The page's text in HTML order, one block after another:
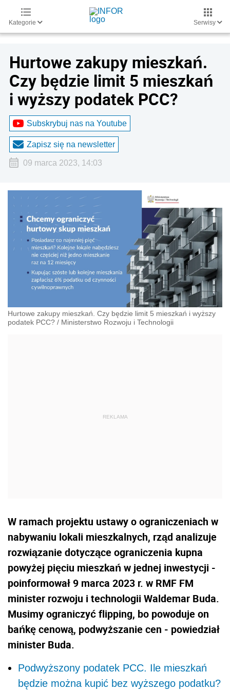
Kategorie Serwisy
Hurtowe zakupy mieszkań.
Czy będzie limit 5 mieszkań
i wyższy podatek PCC?
Subskrybuj nas na Youtube
Zapisz się na newsletter
09 marca 2023, 14:03
Hurtowe zakupy mieszkań. Czy będzie limit 5 mieszkań i wyższy
podatek PCC? / Ministerstwo Rozwoju i Technologii
W ramach projektu ustawy o ograniczeniach w
nabywaniu lokali mieszkalnych, rząd analizuje
rozwiązanie dotyczące ograniczenia kupna
powyżej pięciu mieszkań w jednej inwestycji -
poinformował 9 marca 2023 r. w RMF FM
minister rozwoju i technologii Waldemar Buda.
Musimy ograniczyć flipping, bo powoduje on
bańkę cenową, podwyższanie cen - powiedział
minister Buda.
Podwyższony podatek PCC. Ile mieszkań
będzie można kupić bez wyższego podatku?